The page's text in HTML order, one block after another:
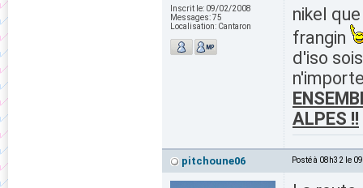
Inscrit le: 09/02/2008
Messages:75
Localisation: Cantaron
nikel
frangin
d'iso
ALPES !!
pitchoune06 Posté à 08h32 le